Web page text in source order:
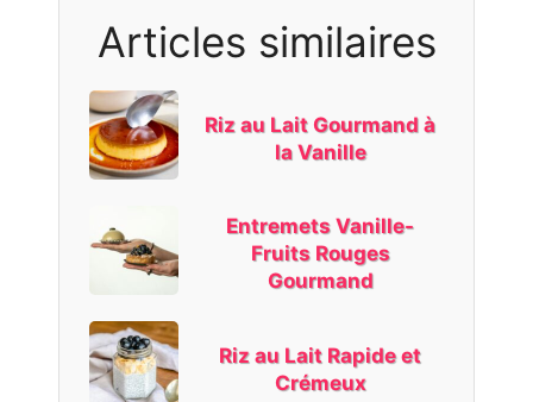
Articles similaires
Riz au Lait Gourmand à
la Vanille
Entremets Vanille-
Fruits Rouges
Gourmand
Riz au Lait Rapide et
Crémeux